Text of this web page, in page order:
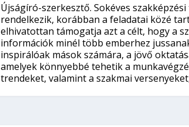
Újságíró-szerkesztő. Sokéves
rendelkezik, korábban a feladatai közé
elhivatottan támogatja azt a célt, hogy a
információk minél több emberhez
inspirálóak mások számára, a jövő
amelyek könnyebbé tehetik a
trendeket, valamint a szakmai